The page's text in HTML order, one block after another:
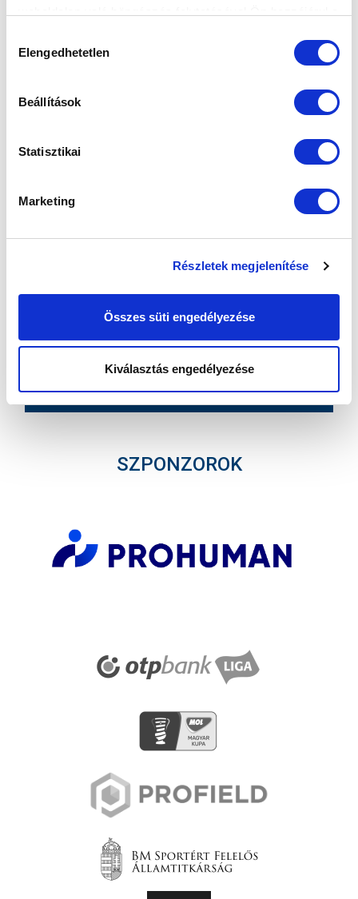
kiválasztása
Elengedhetetlen
Beállítások
Statisztikai
Marketing
Részletek megjelenítése
Összes süti engedélyezése
Kiválasztás engedélyezése
KÖVETKEZŐ MÉRKŐZÉS
PUSKÁS AKADÉMIA FC
MTK BUDAPEST HÍRLEVÉL
Elfogadom azAdatvédelmi tájékoztatót
SZPONZOROK